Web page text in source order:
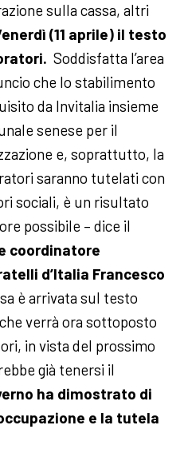
sulla cassa, altri
(11 aprile) il testo
Soddisfatta l’area
che lo stabilimento
da Invitalia insieme
senese per il
e, soprattutto, la
saranno tutelati con
sociali, è un risultato
possibile – dice il
coordinatore
d’Italia Francesco
è arrivata sul testo
verrà ora sottoposto
in vista del prossimo
già tenersi il
ha dimostrato di
e la tutela